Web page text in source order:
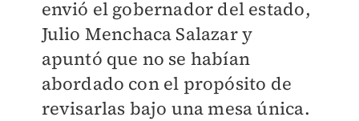
envió el gobernador del estado,
Julio Menchaca Salazar y
apuntó que no se habían
abordado con el propósito de
revisarlas bajo una mesa única.